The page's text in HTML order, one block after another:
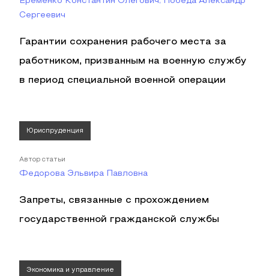
Сергеевич
Гарантии сохранения рабочего места за
работником, призванным на военную службу
в период специальной военной операции
Юриспруденция
Автор статьи
Федорова Эльвира Павловна
Запреты, связанные с прохождением
государственной гражданской службы
Экономика и управление